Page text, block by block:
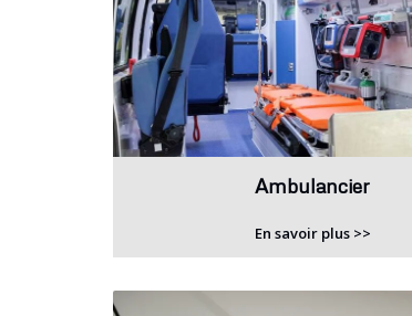
Ambulancier
En savoir plus >>